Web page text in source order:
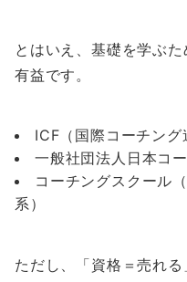
とはいえ、基礎を学ぶ
有益です。
ICF（国際コーチン
一般社団法人日本コ
コーチングスクール
系）
ただし、「資格＝売れる